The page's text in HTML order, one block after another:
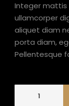
Integer mattis
ullamcorper
aliquet diam
porta diam,
Pellentesque